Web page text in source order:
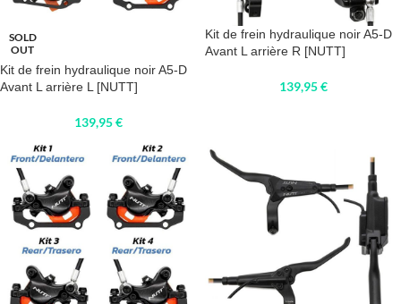
SOLD
OUT
Kit de frein hydraulique noir A5-D
Avant L arrière L [NUTT]
139,95€
Kit de frein hydraulique noir A5-D
Avant L arrière R [NUTT]
139,95€